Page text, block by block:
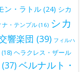
ン・ラトル (24) シカ
ナ・テンプル (16) シカ
響楽団 (39) フィルハ
(18) ヘラクレス・ザール
(37)ベルナルト・